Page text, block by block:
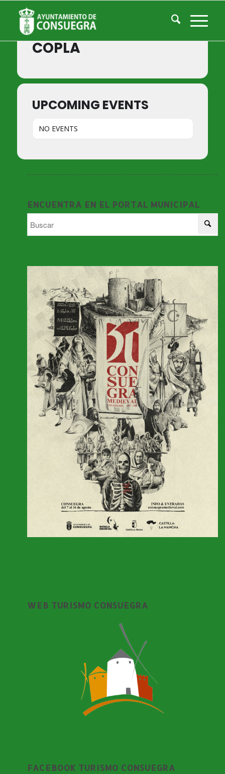
Events by Event Type
COPLA
UPCOMING EVENTS
NO EVENTS
ENCUENTRA EN EL PORTAL MUNICIPAL
WEB TURISMO CONSUEGRA
FACEBOOK TURISMO CONSUEGRA